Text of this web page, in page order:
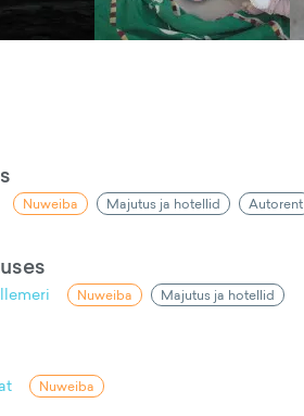
Nuweiba Majutus ja hotellid Autorent
Nuweiba Majutus ja hotellid
Nuweiba